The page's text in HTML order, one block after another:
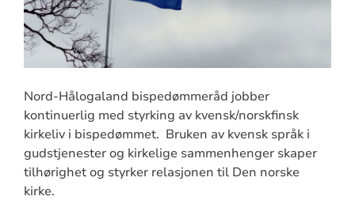
Nord-Hålogaland bispedømmeråd jobber
kontinuerlig med styrking av kvensk/norskfinsk
kirkeliv i bispedømmet. Bruken av kvensk språk i
gudstjenester og kirkelige sammenhenger skaper
tilhørighet og styrker relasjonen til Den norske
kirke.